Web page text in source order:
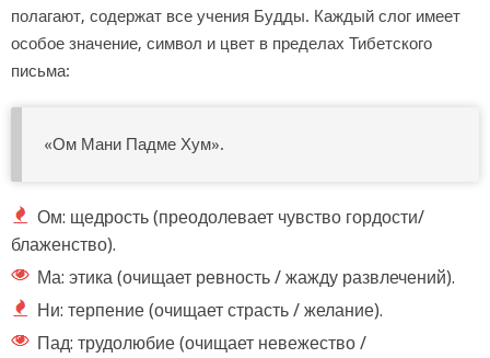
полагают, содержат все учения Будды. Каждый слог имеет
особое значение, символ и цвет в пределах Тибетского
письма:
«Ом Мани Падме Хум».
Ом: щедрость (преодолевает чувство гордости/
блаженство).
Ма: этика (очищает ревность / жажду развлечений).
Ни: терпение (очищает страсть / желание).
Пад: трудолюбие (очищает невежество /